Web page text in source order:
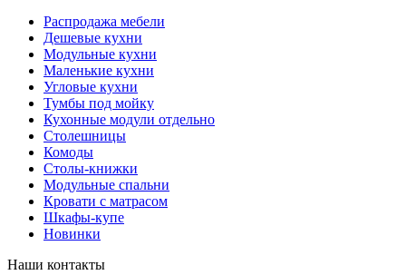
Распродажа мебели
Дешевые кухни
Модульные кухни
Маленькие кухни
Угловые кухни
Тумбы под мойку
Кухонные модули отдельно
Столешницы
Комоды
Столы-книжки
Модульные спальни
Кровати с матрасом
Шкафы-купе
Новинки
Наши контакты